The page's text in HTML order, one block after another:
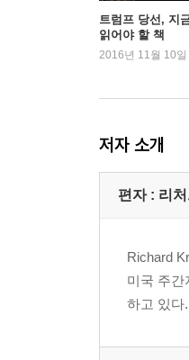
CHAPTER 3
힐러리라는 브
힐러리 로댐
힐러리 주식회
여자들은 힐러
힐러리 클린턴
트럼프 당선, 지
읽어야 할 책
2016년 11월 10일
저자 소개
편자 : 리
Richard
미국 주간
하고 있다.